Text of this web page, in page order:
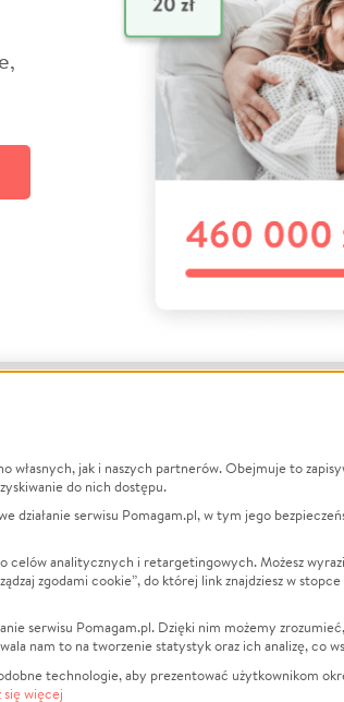
O nas
Opinie
Raporty
Za darmo
Dla NGO
Fundacja Pomagam.pl
Zbieraj
Leczenie
Zwierzęta
Pożar
Sport
Pomoc
własnych, jak i naszych partnerów. Obejmuje to
do nich dostępu.
serwisu Pomagam.pl, w tym jego
celów analitycznych i retargetingowych. Możesz
zgodami cookie”, do której link znajdziesz w
serwisu Pomagam.pl. Dzięki nim możemy
nam to na tworzenie statystyk oraz ich analizę, co
technologie, aby prezentować użytkownikom
się więcej